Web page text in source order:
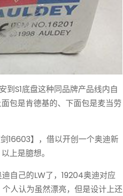
到S1底盘这种同品牌产品线内自
包是肯德基的、下面包是麦当劳
16603】，借以开创一个奥迪新
上是臆想。
自己的LW了，19204奥迪对应
人认为虽然漂亮，但是设计上还